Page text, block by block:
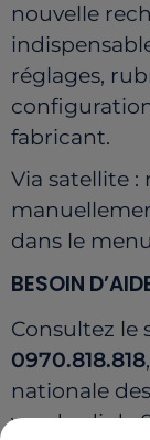
nouvelle
réglages,
fabricant.
Via satellite
dans le
BESOIN
Consultez le
0970.818.818
nationale
vendredi de